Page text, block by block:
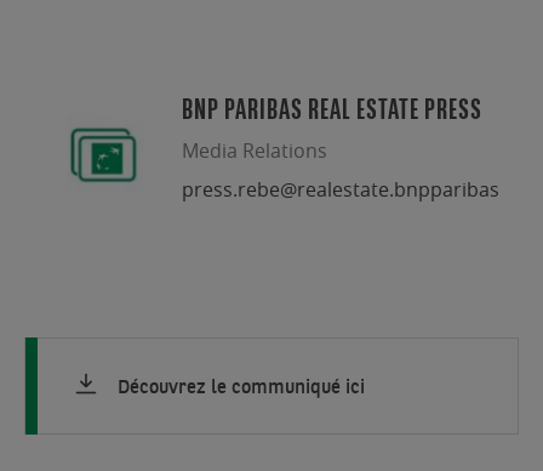
BNP PARIBAS REAL ESTATE PRESS
Media Relations
press.rebe@realestate.bnpparibas
Découvrez le communiqué ici